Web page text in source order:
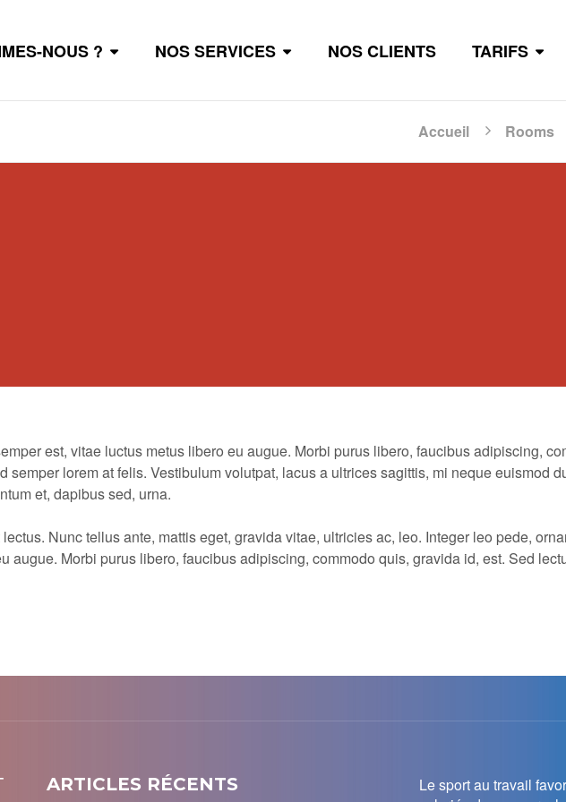
NOUS ? NOS SERVICES NOS CLIENTS TARIFS
Accueil Rooms
est, vitae luctus metus libero eu augue. Morbi purus libero, faucibus adipiscing,
semper lorem at felis. Vestibulum volutpat, lacus a ultrices sagittis, mi neque euismod
et, dapibus sed, urna.
Nunc tellus ante, mattis eget, gravida vitae, ultricies ac, leo. Integer leo pede,
augue. Morbi purus libero, faucibus adipiscing, commodo quis, gravida id, est. Sed
ARTICLES RÉCENTS
Le sport au travail